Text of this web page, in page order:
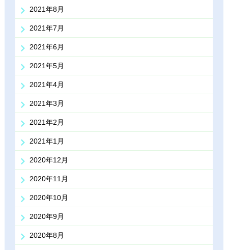
2021年8月
2021年7月
2021年6月
2021年5月
2021年4月
2021年3月
2021年2月
2021年1月
2020年12月
2020年11月
2020年10月
2020年9月
2020年8月